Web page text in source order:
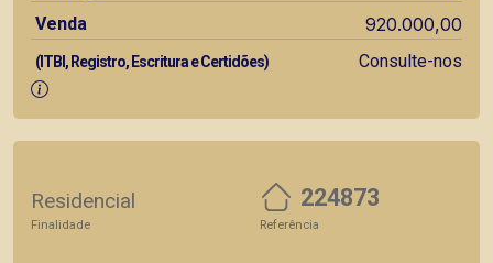
Venda
920.000,00
(ITBI, Registro, Escritura e Certidões) Consulte-nos
Residencial
Finalidade
224873
Referência